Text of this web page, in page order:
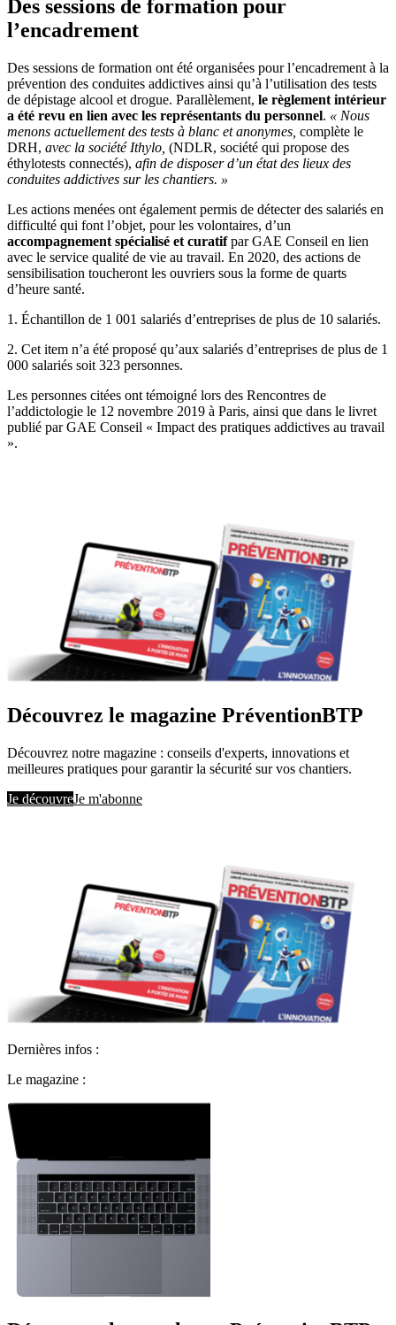
Des sessions de formation pour
l’encadrement
Des sessions de formation ont été organisées pour l’encadrement à la
prévention des conduites addictives ainsi qu’à l’utilisation des tests
de dépistage alcool et drogue. Parallèlement, le règlement intérieur
a été revu en lien avec les représentants du personnel. « Nous
menons actuellement des tests à blanc et anonymes, complète le
DRH, avec la société Ithylo, (NDLR, société qui propose des
éthylotests connectés), afin de disposer d’un état des lieux des
conduites addictives sur les chantiers. »
Les actions menées ont également permis de détecter des salariés en
difficulté qui font l’objet, pour les volontaires, d’un
accompagnement spécialisé et curatifpar GAE Conseil en lien
avec le service qualité de vie au travail. En 2020, des actions de
sensibilisation toucheront les ouvriers sous la forme de quarts
d’heure santé.
1. Échantillon de 1 001 salariés d’entreprises de plus de 10 salariés.
2. Cet item n’a été proposé qu’aux salariés d’entreprises de plus de 1
000 salariés soit 323 personnes.
Les personnes citées ont témoigné lors des Rencontres de
l’addictologie le 12 novembre 2019 à Paris, ainsi que dans le livret
publié par GAE Conseil « Impact des pratiques addictives au travail
».
Découvrez le magazine PréventionBTP
Découvrez notre magazine : conseils d'experts, innovations et
meilleures pratiques pour garantir la sécurité sur vos chantiers.
Je découvreJe m'abonne
Dernières infos :
Le magazine :